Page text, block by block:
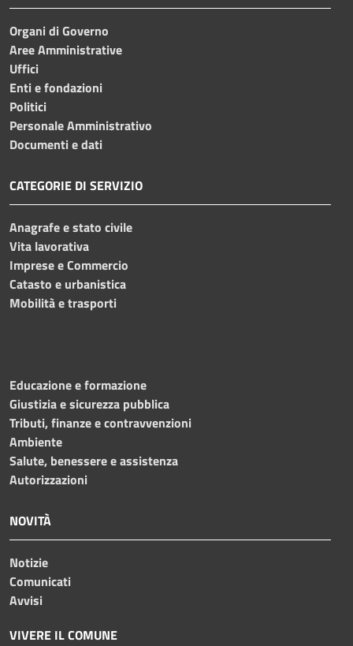
Organi di Governo
Aree Amministrative
Uffici
Enti e fondazioni
Politici
Personale Amministrativo
Documenti e dati
CATEGORIE DI SERVIZIO
Anagrafe e stato civile
Vita lavorativa
Imprese e Commercio
Catasto e urbanistica
Mobilità e trasporti
Educazione e formazione
Giustizia e sicurezza pubblica
Tributi, finanze e contravvenzioni
Ambiente
Salute, benessere e assistenza
Autorizzazioni
NOVITÀ
Notizie
Comunicati
Avvisi
VIVERE IL COMUNE